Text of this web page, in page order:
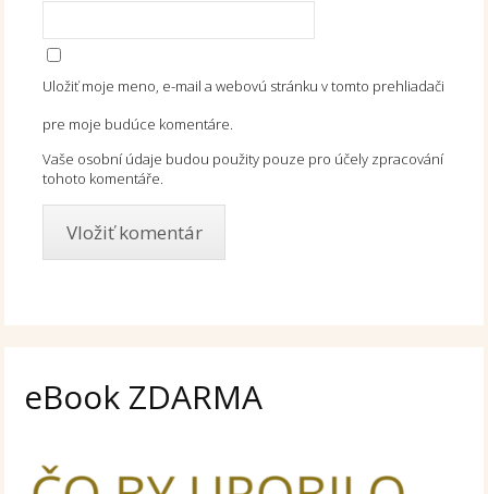
Uložiť moje meno, e-mail a webovú stránku v tomto prehliadači
pre moje budúce komentáre.
Vaše osobní údaje budou použity pouze pro účely zpracování
tohoto komentáře.
eBook ZDARMA